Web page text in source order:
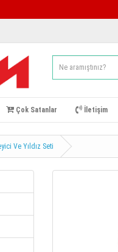
Çok Satanlar İletişim
Ve Yıldız Seti